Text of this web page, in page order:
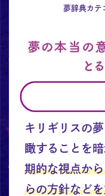
夢辞典カテ
キリギリスの
瞰することを
期的な視点か
らの方針など